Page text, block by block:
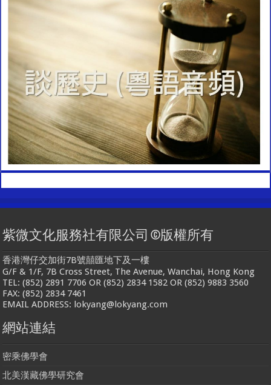
紫微文化服務社有限公司 ©版權所有
香港灣仔交加街7B號囍匯地下及一樓
G/F & 1/F, 7B Cross Street, The Avenue, Wanchai, Hong Kong
TEL: (852) 2891 7706 OR (852) 2834 1582 OR (852) 9883 3560
FAX: (852) 2834 7461
EMAIL ADDRESS: lokyang@lokyang.com
網站連結
密乘佛學會
北美漢藏佛學研究會